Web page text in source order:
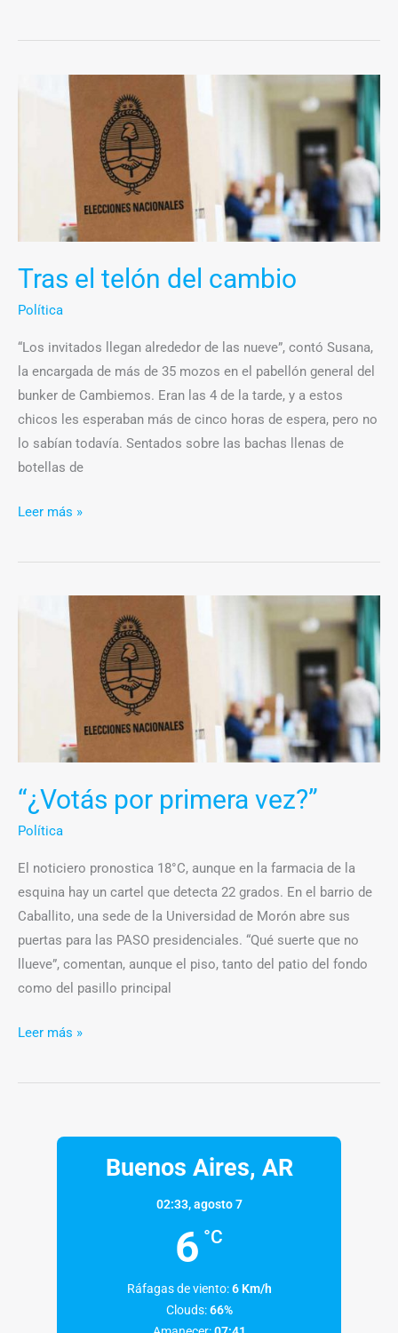
Tras el telón del cambio
Política
“Los invitados llegan alrededor de las nueve”, contó Susana,
la encargada de más de 35 mozos en el pabellón general del
bunker de Cambiemos. Eran las 4 de la tarde, y a estos
chicos les esperaban más de cinco horas de espera, pero no
lo sabían todavía. Sentados sobre las bachas llenas de
botellas de
Leer más »
“¿Votás por primera vez?”
Política
El noticiero pronostica 18°C, aunque en la farmacia de la
esquina hay un cartel que detecta 22 grados. En el barrio de
Caballito, una sede de la Universidad de Morón abre sus
puertas para las PASO presidenciales. “Qué suerte que no
llueve”, comentan, aunque el piso, tanto del patio del fondo
como del pasillo principal
Leer más »
Buenos Aires, AR
02:33,agosto 7
6 °C
Ráfagas de viento: 6 Km/h
Clouds: 66%